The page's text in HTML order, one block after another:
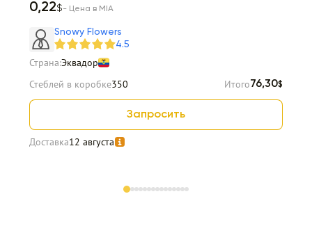
0,22$- Цена в MIA
Snowy Flowers
4.5
Страна:Эквадор
Стеблей в коробке350 Итого76,30$
Запросить
Доставка12 августа